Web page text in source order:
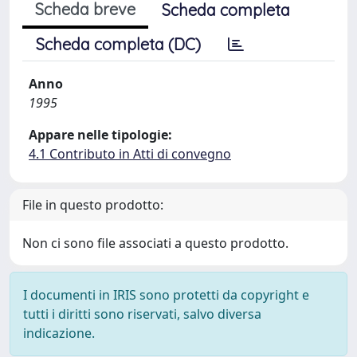
Scheda breve
Scheda completa
Scheda completa (DC)
Anno
1995
Appare nelle tipologie:
4.1 Contributo in Atti di convegno
File in questo prodotto:
Non ci sono file associati a questo prodotto.
I documenti in IRIS sono protetti da copyright e
tutti i diritti sono riservati, salvo diversa
indicazione.